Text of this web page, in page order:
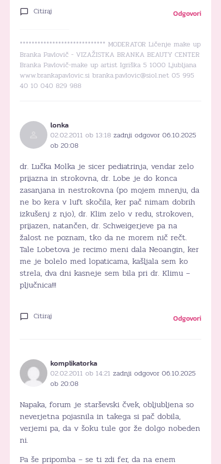
Citiraj Odgovori
***************************** MODERATOR Ličenje make up
Branka Pavlovič - VIZAŽISTKA BRANKA BEAUTY CENTER
Branka Pavlovič-make up artist Igriška 5 1000 Ljubljana
www.brankapavlovic.si branka.pavlovic@siol.net 05 995
40 10 040 829 988
lonka
02.02.2011 ob 13:18 zadnji odgovor 06.10.2025
ob 20:08
dr. Lučka Molka je sicer pediatrinja, vendar zelo
prijazna in strokovna, dr. Lobe je do konca
zasanjana in nestrokovna (po mojem mnenju, da
ne bo kera v luft skočila, ker pač nimam dobrih
izkušenj z njo), dr. Klim zelo v redu, strokoven,
prijazen, natančen, dr. Schweigerjeve pa na
žalost ne poznam, tko da ne morem nič rečt.
Tale Lobetova je recimo meni dala Neoangin, ker
me je bolelo med lopaticama, kašljala sem ko
strela, dva dni kasneje sem bila pri dr. Klimu –
pljučnica!!!
Citiraj Odgovori
komplikatorka
02.02.2011 ob 14:21 zadnji odgovor 06.10.2025
ob 20:08
Napaka, forum je starševski čvek, obljubljena so
neverjetna pojasnila in takega si pač dobila,
verjemi pa, da v šoku tule gor že dolgo nobeden
ni.
Pa še pripomba – se ti zdi fer, da na enem